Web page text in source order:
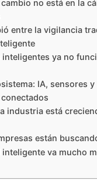
no está en la
entre la vigilancia
inteligentes ya no
IA, sensores y
industria está
están
inteligente va mucho